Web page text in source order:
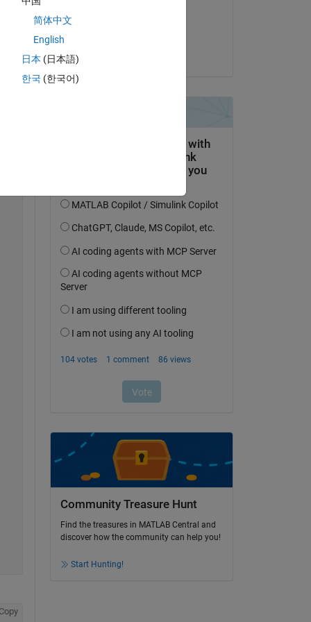
Community Treasure Hunt
Find the treasures in MATLAB Central and
discover how the community can help you!
Start Hunting!
简体中文
English
日本 (日本語)
한국 (한국어)